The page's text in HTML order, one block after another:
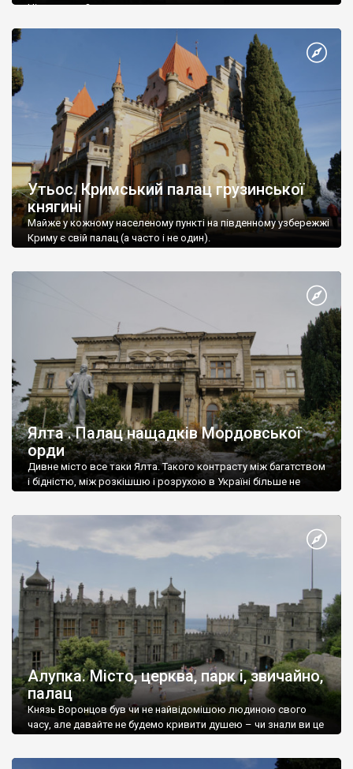
Ніжин греки?
Утьос. Кримський палац грузинської
княгині
Майже у кожному населеному пункті на південному узбережжі
Криму є свій палац (а часто і не один).
Ялта . Палац нащадків Мордовської
орди
Дивне місто все таки Ялта. Такого контрасту між багатством
і бідністю, між розкішшю і розрухою в Україні більше не
Алупка. Місто, церква, парк і, звичайно,
палац
Князь Воронцов був чи не найвідомішою людиною свого
часу, але давайте не будемо кривити душею – чи знали ви це